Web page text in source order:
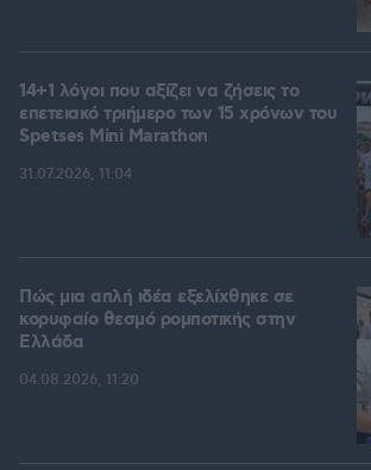
14+1 λόγοι που αξίζει να ζήσεις το
επετειακό τριήμερο των 15 χρόνων του
Spetses Mini Marathon
31.07.2026, 11:04
Πώς μια απλή ιδέα εξελίχθηκε σε
κορυφαίο θεσμό ρομποτικής στην
Ελλάδα
04.08.2026, 11:20